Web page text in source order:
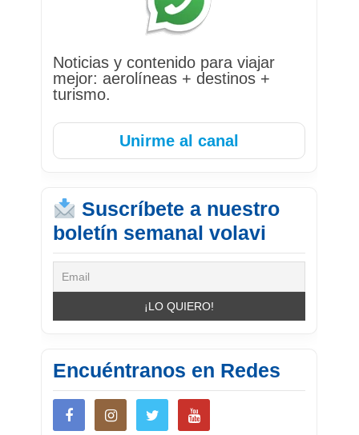
Noticias y contenido para viajar
mejor: aerolíneas + destinos +
turismo.
Unirme al canal
Suscríbete a nuestro
boletín semanal volavi
Encuéntranos en Redes